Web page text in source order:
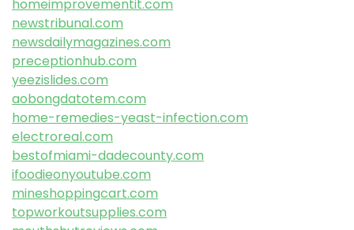
homeimprovementit.com
newstribunal.com
newsdailymagazines.com
preceptionhub.com
yeezislides.com
aobongdatotem.com
home-remedies-yeast-infection.com
electroreal.com
bestofmiami-dadecounty.com
ifoodieonyoutube.com
mineshoppingcart.com
topworkoutsupplies.com